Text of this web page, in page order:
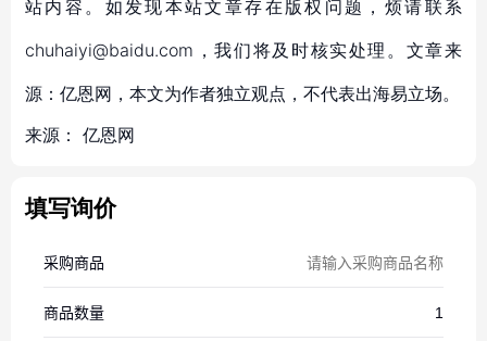
站内容。如发现本站文章存在版权问题，烦请联系
chuhaiyi@baidu.com，我们将及时核实处理。文章来
源：亿恩网，本文为作者独立观点，不代表出海易立场。
来源： 亿恩网
填写询价